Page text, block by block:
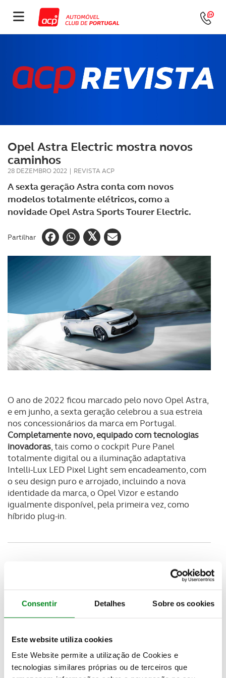
Consentir Detalhes Sobre os cookies
Este website utiliza cookies
Este Website permite a utilização de Cookies e
tecnologias similares próprias ou de terceiros que
Opel Astra Electric mostra novos
caminhos
28 DEZEMBRO 2022 | REVISTA ACP
A sexta geração Astra conta com novos
modelos totalmente elétricos, como a
novidade Opel Astra Sports Tourer Electric.
Partilhar
O ano de 2022 ficou marcado pelo novo Opel Astra,
e em junho, a sexta geração celebrou a sua estreia
nos concessionários da marca em Portugal.
Completamente novo, equipado com tecnologias
inovadoras, tais como o cockpit Pure Panel
totalmente digital ou a iluminação adaptativa
Intelli-Lux LED Pixel Light sem encadeamento, com
o seu design puro e arrojado, incluindo a nova
identidade da marca, o Opel Vizor e estando
igualmente disponível, pela primeira vez, como
híbrido plug-in.